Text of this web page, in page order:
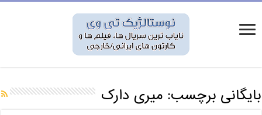
بایگانی برچسب:میری دارک